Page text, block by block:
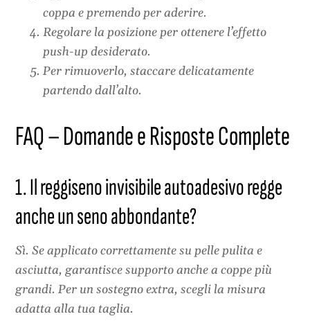
coppa e premendo per aderire.
Regolare la posizione per ottenere l’effetto
push-up desiderato.
Per rimuoverlo, staccare delicatamente
partendo dall’alto.
FAQ – Domande e Risposte Complete
1. Il reggiseno invisibile autoadesivo regge
anche un seno abbondante?
Sì. Se applicato correttamente su pelle pulita e
asciutta, garantisce supporto anche a coppe più
grandi. Per un sostegno extra, scegli la misura
adatta alla tua taglia.